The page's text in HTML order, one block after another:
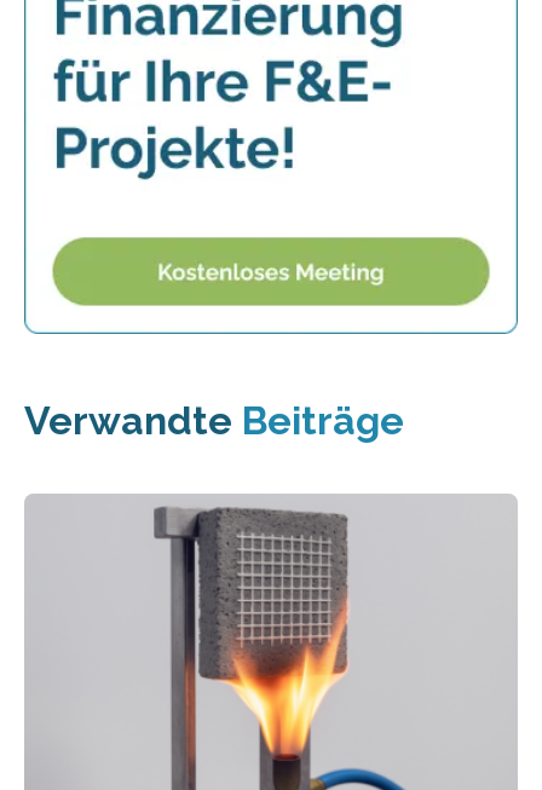
Verwandte Beiträge